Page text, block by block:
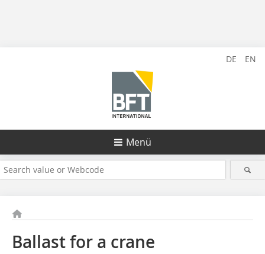
DE EN
Menü
Ballast for a crane